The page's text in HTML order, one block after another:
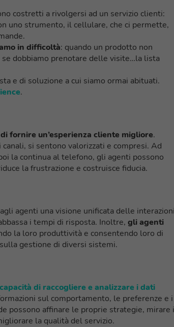
costretti a rivolgersi ad un servizio clienti:
uno strumento, il cellulare, che ci permette,
in difficoltà: quando un prodotto non
dobbiamo prenotare delle visite…la lista
e di soluzione a cui siamo ormai abituati.
.
fornire un’esperienza cliente migliore.
si sentono valorizzati e compresi. Ad
la continua al telefono, gli agenti possono
la frustrazione e costruisce fiducia.
agenti una visione unificata delle
i tempi di risposta. Inoltre, gli agenti
la loro produttività e consentendo loro di
gestione di diversi sistemi.
capacità di raccogliere e analizzare i dati
sul comportamento, le preferenze e i
possono affinare le proprie strategie, mirare i
la qualità del servizio.